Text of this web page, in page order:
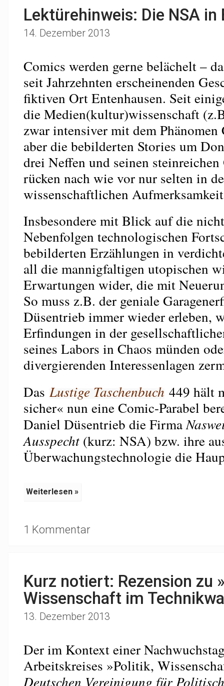
Lektürehinweis: Die NSA in
14. Dezember 2013
Comics werden gerne belächelt –
seit Jahrzehnten erscheinenden
fiktiven Ort Entenhausen. Seit
die Medien(kultur)wissenschaft
zwar intensiver mit dem Phänomen
aber die bebilderten Stories um
drei Neffen und seinen
rücken nach wie vor nur selten in
wissenschaftlichen
Insbesondere mit Blick auf die
Nebenfolgen technologischen
bebilderten Erzählungen in
all die mannigfaltigen utopischen
Erwartungen wider, die mit
So muss z.B. der geniale
Düsentrieb immer wieder erleben,
Erfindungen in der
seines Labors in Chaos münden
divergierenden Interessenlagen
DasLustige Taschenbuch 449 hält
sicher« nun eine Comic-Parabel
Daniel Düsentrieb die Firma
Ausspecht(kurz: NSA) bzw. ihre
Überwachungstechnologie die
Weiterlesen »
1 Kommentar
Kurz notiert: Rezension zu
Wissenschaft im
13. Dezember 2013
Der im Kontext einer
Arbeitskreises »Politik,
Deutschen Vereinigung für